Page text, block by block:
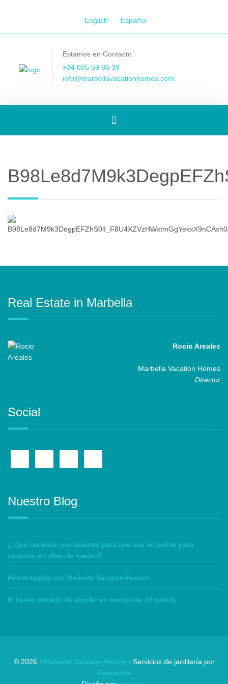
English Español
Estamos en Contacto
+34 605 59 86 39
info@marbellavacationhomes.com
[Spanish]
navigation
Real Estate in Marbella
Rocio Areales
Marbella Vacation Homes
Director
Social
Nuestro Blog
¿ Qué necesita una vivienda para que sea accesible para
usuarios en sillas de ruedas?
Homestaging con Marbella Vacation Homes
El nuevo decreto de alquiler en menos de 10 puntos
© 2026· Marbella Vacation Homes · Servicios de jardilería por
lineaverde